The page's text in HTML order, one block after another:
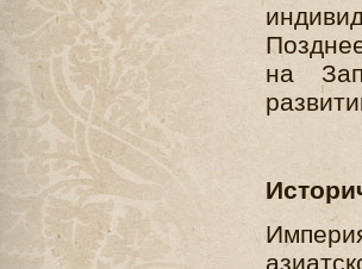
на